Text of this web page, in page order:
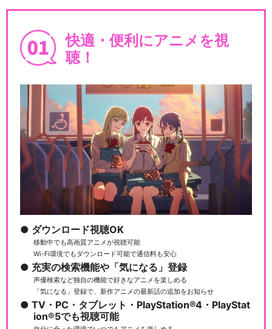
闇芝居 十五期
世界の闇図鑑【闇芝居スピン
オフ作品】
快適・便利にアニメを視
聴！
ダウンロード視聴OK
移動中でも高画質アニメが視聴可能
Wi-Fi環境でもダウンロード可能で通信料も安心
充実の検索機能や「気になる」登録
声優検索など独自の機能で好きなアニメを楽しめる
「気になる」登録で、新作アニメの最新話の追加をお知らせ
TV・PC・タブレット・PlayStation®4・PlayStat
ion®5でも視聴可能